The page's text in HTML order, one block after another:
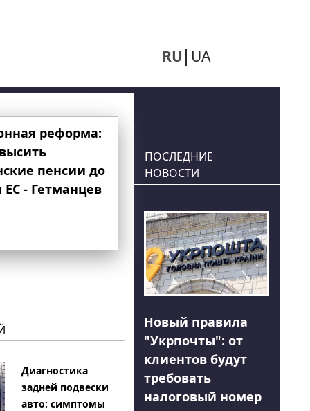
RU UA
реформа:
пенсии до
ЕС - Гетманцев
Диагностика
задней подвески
авто: симптомы
ПОСЛЕДНИЕ
НОВОСТИ
Новый правила
"Укрпочты": от
клиентов будут
требовать
налоговый номер